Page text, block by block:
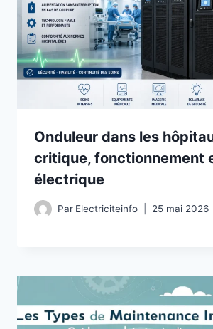
Onduleur dans les
critique, fonctionnement
électrique
Par Electriciteinfo 25 mai 2026